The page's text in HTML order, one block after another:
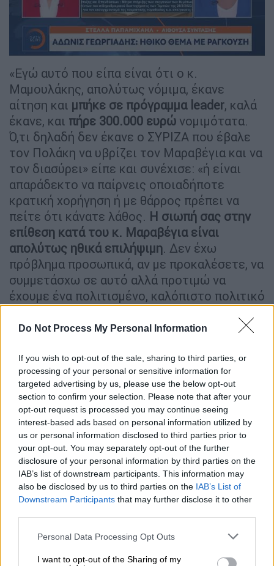
Do Not Process My Personal Information
If you wish to opt-out of the sale, sharing to third parties, or
processing of your personal or sensitive information for
targeted advertising by us, please use the below opt-out
section to confirm your selection. Please note that after your
opt-out request is processed you may continue seeing
interest-based ads based on personal information utilized by
us or personal information disclosed to third parties prior to
your opt-out. You may separately opt-out of the further
disclosure of your personal information by third parties on the
IAB’s list of downstream participants. This information may
also be disclosed by us to third parties on the IAB’s List of
Downstream Participants that may further disclose it to other
Please note that this website/app uses one or more Google
not limited to your visit or usage behaviour. You may click to
Personal Data Processing Opt Outs
I want to opt-out of the Sharing of my
«Εγώ αυτό που είπα είναι ότι ο κ.
Μαμουλάκης, απολύτως νόμιμα, έκανε
αίτηση και μπήκε σε πρόγραμμα leader, καλά
έκανε, και πήρε 300.000 ευρώ νομιμότατα.
Ό,τι δηλαδή δεν έκανε ο ΣΥΡΙΖΑ που έβαλε
τον Πολάκη να υβρίζει τον Μαραβέγια και να
τον διασύρει» είπε και συνέχισε: «ή είναι
απαράδεκτο να παίρνεις οποιαδήποτε
κρατική χορήγηση ή με θάρρος πρέπει να
πείτε ότι κάνατε λάθος. Η σιωπή σας στην
επίθεση κατά του κ. Μαραβέγια είναι
απολύτως ηθικά επιλήψιμη. Δεν έχω
πρόβλημα προσωπικά, αν με προκαλέσετε, να
συμμετάσχω σε αυτό αλλά προτιμώ να
έχουμε ένα πολιτισμένο, καλόπιστο πολιτικό
κοινοβουλευτικός εκπρόσωπος της ΝΔ,
Χάρης Θεοχάρηςκαλώντας τον ΣΥΡΙΖΑ να
σταματήσει το θέατρο του παραλόγου διότι
«γελοιοποιείται».
ΔΙΑΒΑΣΤΕ ΕΠΙΣΗΣ
Πολιτική|30.03.2023 15:51
Εξώδικο Ραγκούση στην εφημερίδα
που έγραψε για τη «βίλα στην Πάρο» -
Η ΝΔ επιμένει και θέτει ερωτήματα